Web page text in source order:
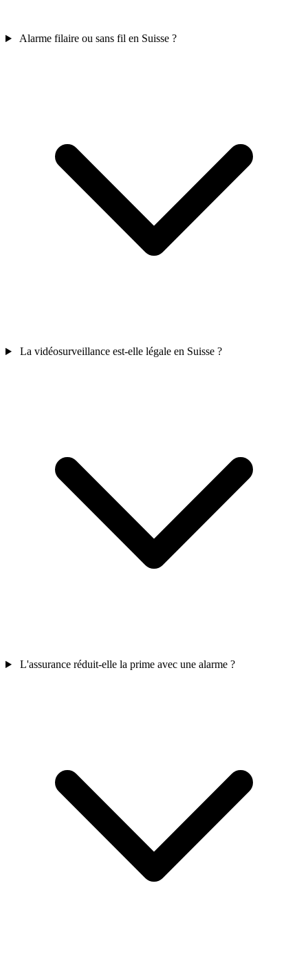
Alarme filaire ou sans fil en Suisse ?
La vidéosurveillance est-elle légale en Suisse ?
L'assurance réduit-elle la prime avec une alarme ?